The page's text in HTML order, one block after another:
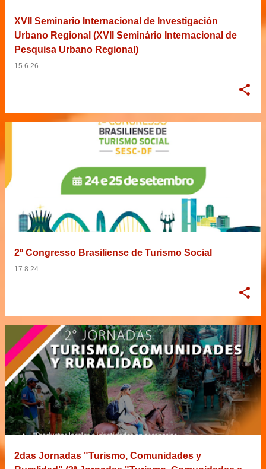
XVII Seminario Internacional de Investigación
Urbano Regional (XVII Seminário Internacional de
Pesquisa Urbano Regional)
15.6.26
2º Congresso Brasiliense de Turismo Social
17.8.24
2das Jornadas "Turismo, Comunidades y